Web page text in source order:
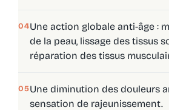
04Une action globale anti-âge :
de la peau, lissage des tissus
réparation des tissus
05Une diminution des douleurs
sensation de rajeunissement.